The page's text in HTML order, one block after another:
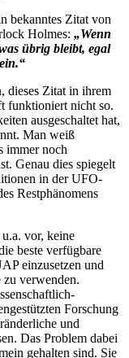
bekanntes Zitat von
Holmes: „Wenn
übrig bleibt, egal
dieses Zitat in ihrem
funktioniert nicht so.
ausgeschaltet hat,
Man weiß
immer noch
Genau dies spiegelt
in der UFO-
Restphänomens
vor, keine
beste verfügbare
einzusetzen und
verwenden.
Forschung
und
Das Problem dabei
gehalten sind. Sie